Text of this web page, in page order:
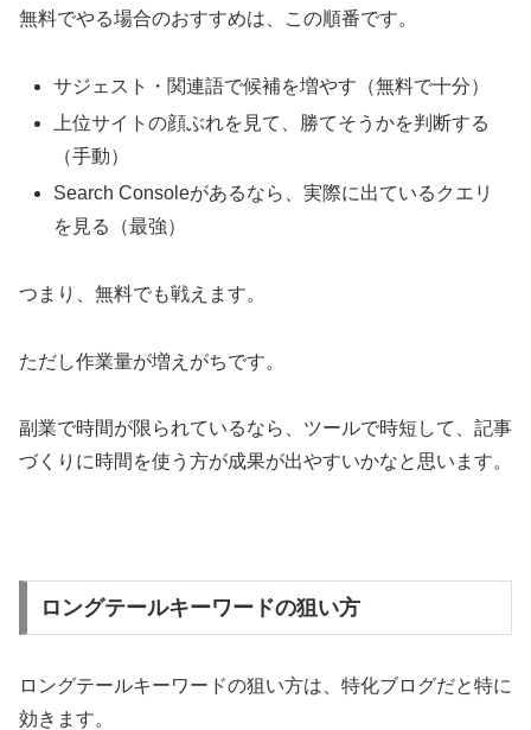
無料でやる場合のおすすめは、この順番です。
サジェスト・関連語で候補を増やす（無料で十分）
上位サイトの顔ぶれを見て、勝てそうかを判断する
（手動）
Search Consoleがあるなら、実際に出ているクエリ
を見る（最強）
つまり、無料でも戦えます。
ただし作業量が増えがちです。
副業で時間が限られているなら、ツールで時短して、記事
づくりに時間を使う方が成果が出やすいかなと思います。
ロングテールキーワードの狙い方
ロングテールキーワードの狙い方は、特化ブログだと特に
効きます。